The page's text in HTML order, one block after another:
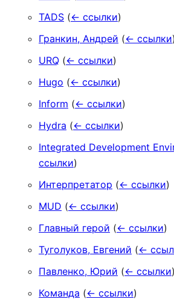
TADS (← ссылки)
Гранкин, Андрей (← ссылки)
URQ (← ссылки)
Hugo (← ссылки)
Inform (← ссылки)
Hydra (← ссылки)
Integrated Development
ссылки)
Интерпретатор (← ссылки)
MUD (← ссылки)
Главный герой (← ссылки)
Туголуков, Евгений (←
Павленко, Юрий (← ссылки)
Команда (← ссылки)